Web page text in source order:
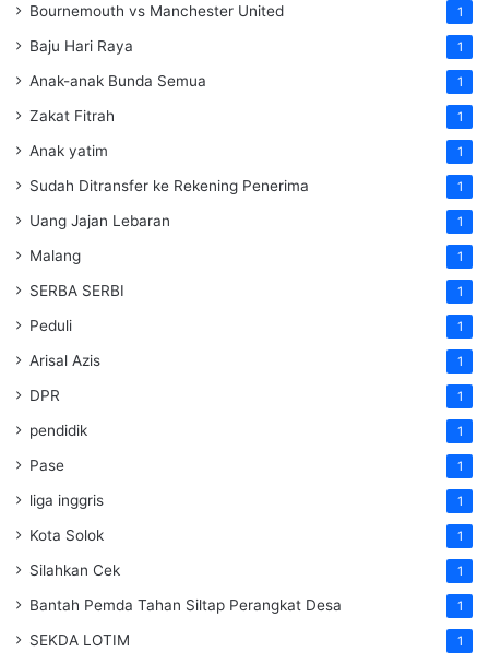
Bournemouth vs Manchester United 1
Baju Hari Raya 1
Anak-anak Bunda Semua 1
Zakat Fitrah 1
Anak yatim 1
Sudah Ditransfer ke Rekening Penerima 1
Uang Jajan Lebaran 1
Malang 1
SERBA SERBI 1
Peduli 1
Arisal Azis 1
DPR 1
pendidik 1
Pase 1
liga inggris 1
Kota Solok 1
Silahkan Cek 1
Bantah Pemda Tahan Siltap Perangkat Desa 1
SEKDA LOTIM 1